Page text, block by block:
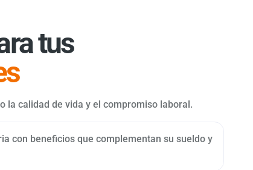
tus
la calidad de vida y el compromiso laboral.
con beneficios que complementan su sueldo y